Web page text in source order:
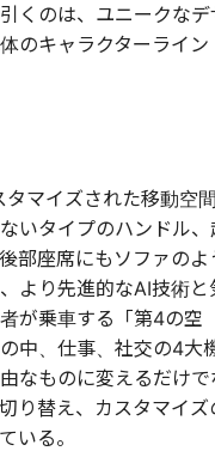
くのは、ユニークなデ
のキャラクターライン
タマイズされた移動空
いタイプのハンドル、
部座席にもソファのよ
より先進的なAI技術と
が乗車する「第4の空
中、仕事、社交の4大
なものに変えるだけで
り替え、カスタマイズ
いる。